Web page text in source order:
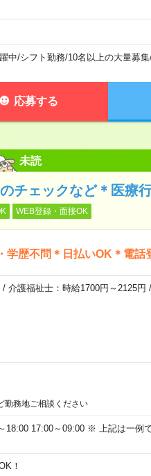
中/シフト勤務/10名以上の大量募集
応募する
未読
チェックなど＊医療
WEB登録・面接OK
学歴不問＊日払いOK＊電話
介護福祉士：時給1700円～2125円
務地ご相談ください
18:00 17:00～09:00 ※ 上記は一例
！